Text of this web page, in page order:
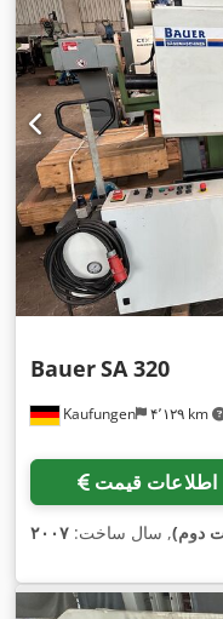
Kaufungen ۴٬۱۲۹ km
BauerSA 320
اطلاعات قیمت
دوم), سال ساخت: ۲۰۰۷